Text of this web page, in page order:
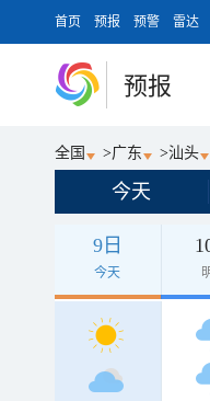
首页 预报 预警 雷达
预报
全国 >广东 >汕头
今天
9日
今天